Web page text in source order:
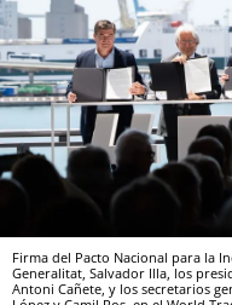
Firma del Pacto Nacional para la
Generalitat, Salvador Illa, los
Antoni Cañete, y los secretarios